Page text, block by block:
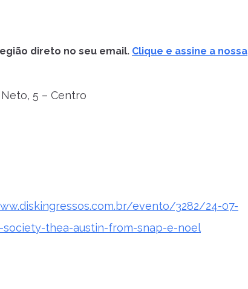
direto no seu email. Clique e assine a nossa
5 – Centro
evento/3282/24-07-
thea-austin-from-snap-e-noel